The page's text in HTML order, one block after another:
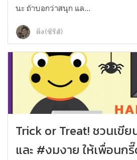
นะ ถ้าบอกว่าสนุก แล...
ติ่ง(ซีรีส์)
Trick or Treat! ชวนเขี
และ #งมงาย ให้เพื่อนก